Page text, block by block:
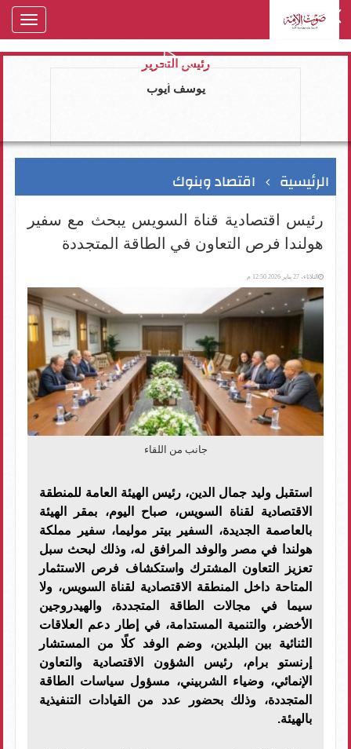
رئيس التحرير
يوسف ايوب
الرئيسية اقتصاد وبنوك
رئيس اقتصادية قناة السويس يبحث مع سفير
هولندا فرص التعاون في الطاقة المتجددة
الثلاثاء، 27 يناير 2026 12:50 م
جانب من اللقاء
استقبل وليد جمال الدين، رئيس الهيئة العامة للمنطقة
الاقتصادية لقناة السويس، صباح اليوم، بمقر الهيئة
بالعاصمة الجديدة، السفير بيتر موليما، سفير مملكة
هولندا في مصر والوفد المرافق له، وذلك لبحث سبل
تعزيز التعاون المشترك واستكشاف فرص الاستثمار
المتاحة داخل المنطقة الاقتصادية لقناة السويس، ولا
سيما في مجالات الطاقة المتجددة، والهيدروجين
الأخضر، والتنمية المستدامة، في إطار دعم العلاقات
الثنائية بين البلدين، وضم الوفد كلًا من المستشار
إرنستو برام، رئيس الشؤون الاقتصادية والتعاون
الإنمائي، وضياء الشربيني، مسؤول سياسات الطاقة
المتجددة، وذلك بحضور عدد من القيادات التنفيذية
بالهيئة.